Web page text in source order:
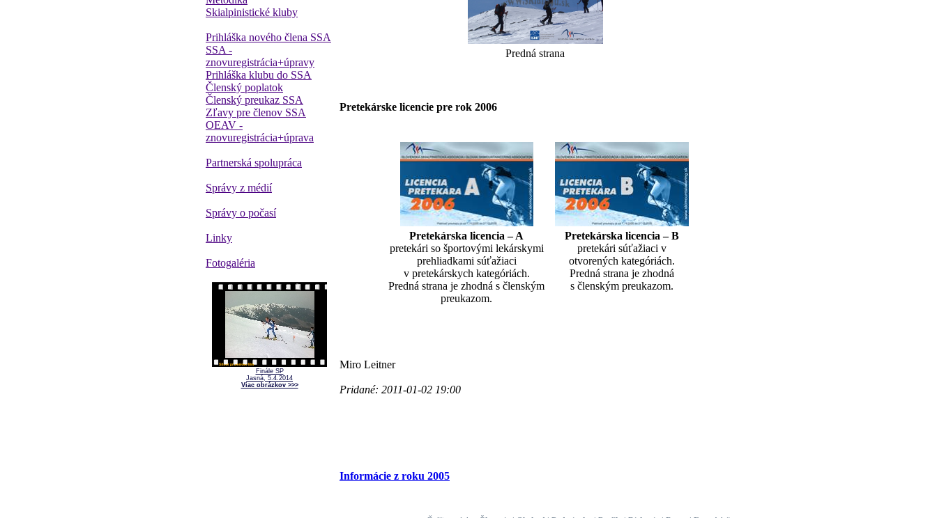
Skialpinistické kluby
Prihláška nového člena SSA
SSA -
znovuregistrácia+úpravy
Prihláška klubu do SSA
Členský poplatok
Členský preukaz SSA
Zľavy pre členov SSA
OEAV -
znovuregistrácia+úprava
Partnerská spolupráca
Správy z médií
Správy o počasí
Linky
Fotogaléria
Finále SP
Jasná, 5.4.2014
Viac obrázkov >>>
Predná strana
Pretekárske licencie pre rok 2006
Pretekárska licencia – A
pretekári so športovými lekárskymi
prehliadkami súťažiaci
v pretekárskych kategóriách.
Predná strana je zhodná s členským
preukazom.
Pretekárska licencia – B
pretekári súťažiaci v
otvorených kategóriách.
Predná strana je zhodná
s členským preukazom.
Miro Leitner
Pridané: 2011-01-02 19:00
Informácie z roku 2005